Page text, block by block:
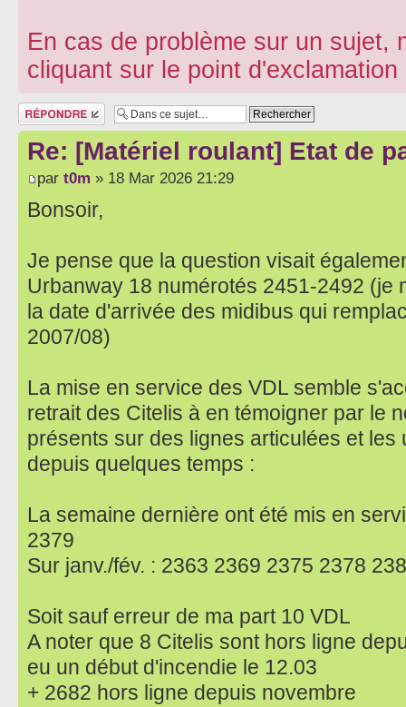
En cas de problème sur un sujet,
cliquant sur le point
Répondre
Re: [Matériel roulant] Etat de
par t0m » 18 Mar 2026 21:29
Bonsoir,
Je pense que la question visait
Urbanway 18 numérotés 2451-2492 (je
la date d'arrivée des midibus qui
2007/08)
La mise en service des VDL semble
retrait des Citelis à en témoigner par le
présents sur des lignes articulées et les
depuis quelques temps :
La semaine dernière ont été mis en
2379
Sur janv./fév. : 2363 2369 2375 2378
Soit sauf erreur de ma part 10 VDL
A noter que 8 Citelis sont hors ligne
eu un début d'incendie le 12.03
+ 2682 hors ligne depuis novembre